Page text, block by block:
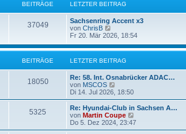
r
a
g
r
e
i
t
g
BEITRÄGE LETZTER BEITRAG
37049
Sachsenring Accent x3
von ChrisB
e
e
t
e
r
B
e
i
t
r
a
g
Fr 20. Mär 2026, 18:54
BEITRÄGE LETZTER BEITRAG
18050
Re: 58. Int. Osnabrücker ADAC…
von MSCOS
e
u
e
s
e
Di 14. Jul 2026, 18:50
5325
Re: Hyundai-Club in Sachsen A…
von Martin Coupe
e
u
Do 5. Dez 2024, 23:47